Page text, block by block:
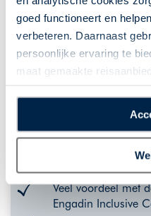
goed functioneert en
verbeteren. Daarnaast
persoonlijke ervaring te
maat gemaakte
plaatsen van alle
technologieën, waarmee
worden verzameld. Indien
plaatsen wij enkel
sprake zijn van
Heldere meren
Zwitserland | Roadtrip | 9
8 nacht(en) of langer
Autorondreizen
Interlaken, Mürren.
Veel voordeel met
Engadin Inclusive